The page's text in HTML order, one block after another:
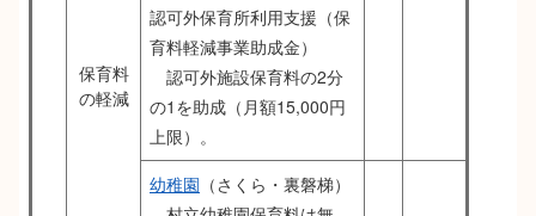
保育料
の軽減
認可外保育所利用支援（保
育料軽減事業助成金）
認可外施設保育料の2分
の1を助成（月額15,000円
上限）。
幼稚園 （さくら・裏磐梯）